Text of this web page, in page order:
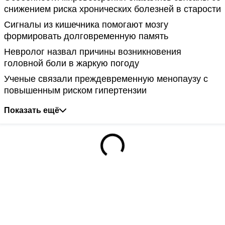
снижением риска хронических болезней в старости
Сигналы из кишечника помогают мозгу
формировать долговременную память
Невролог назвал причины возникновения
головной боли в жаркую погоду
Ученые связали преждевременную менопаузу с
повышенным риском гипертензии
Показать ещё